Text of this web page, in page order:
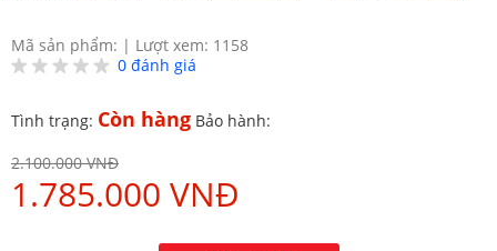
Mã sản phẩm: | Lượt xem: 1158
0 đánh giá
Tình trạng: Còn hàng Bảo hành:
2.100.000 VNĐ
1.785.000 VNĐ